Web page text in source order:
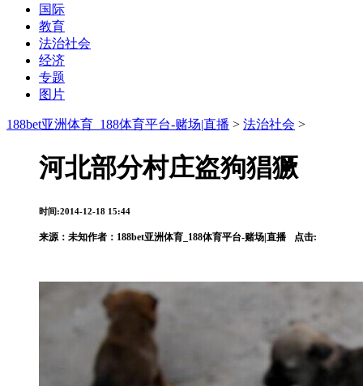
国际
教育
法治社会
经济
专题
图片
188bet亚洲体育_188体育平台-赌场|直播 > 法治社会 >
河北部分村庄盗狗猖獗
时间:2014-12-18 15:44
来源： 未知作者：188bet亚洲体育_188体育平台-赌场|直播 点击: